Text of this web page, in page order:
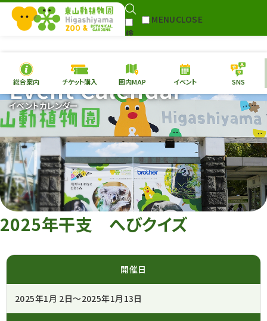
検
MENUCLOSE
本日の開園情報 チケ
園内MAP イベント
総合案内
動物園 植物園
再生プラン
東山動植物園
への支援
環境教育
Follow
総合案内 チケット購入 園内MAP イベント SNS
イベントカレンダー
Event Calendar
2025年干支 へびクイズ
開催日
2025年1月 2日～2025年1月13日